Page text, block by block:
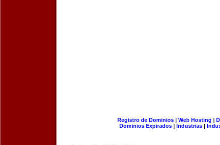
Registro de Dominios| Web Hosting |
Dominios Expirados | Industrias |